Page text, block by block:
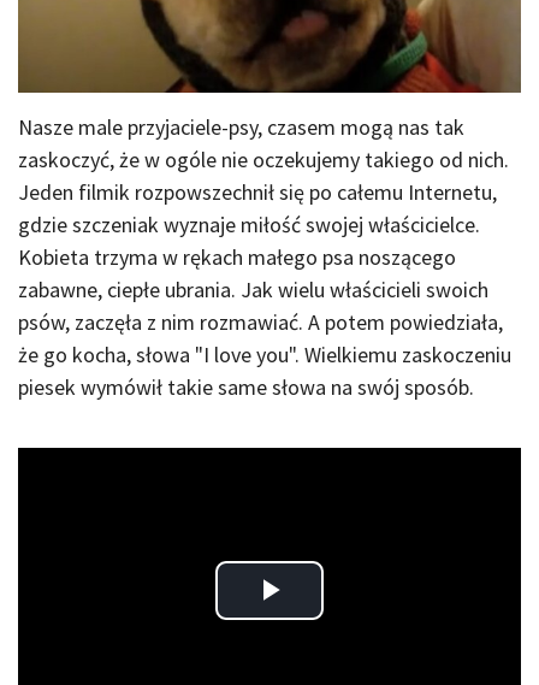
Nasze male przyjaciele-psy, czasem mogą nas tak
zaskoczyć, że w ogóle nie oczekujemy takiego od nich.
Jeden filmik rozpowszechnił się po całemu Internetu,
gdzie szczeniak wyznaje miłość swojej właścicielce.
Kobieta trzyma w rękach małego psa noszącego
zabawne, ciepłe ubrania. Jak wielu właścicieli swoich
psów, zaczęła z nim rozmawiać. A potem powiedziała,
że go kocha, słowa "I love you". Wielkiemu zaskoczeniu
piesek wymówił takie same słowa na swój sposób.
Play